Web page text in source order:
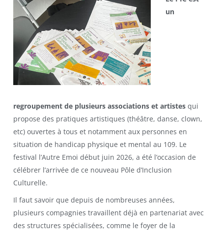
un
regroupement de plusieurs associations et artistes qui
propose des pratiques artistiques (théâtre, danse, clown,
etc) ouvertes à tous et notamment aux personnes en
situation de handicap physique et mental au 109. Le
festival l’Autre Emoi début juin 2026, a été l’occasion de
célébrer l’arrivée de ce nouveau Pôle d’Inclusion
Culturelle.
Il faut savoir que depuis de nombreuses années,
plusieurs compagnies travaillent déjà en partenariat avec
des structures spécialisées, comme le foyer de la